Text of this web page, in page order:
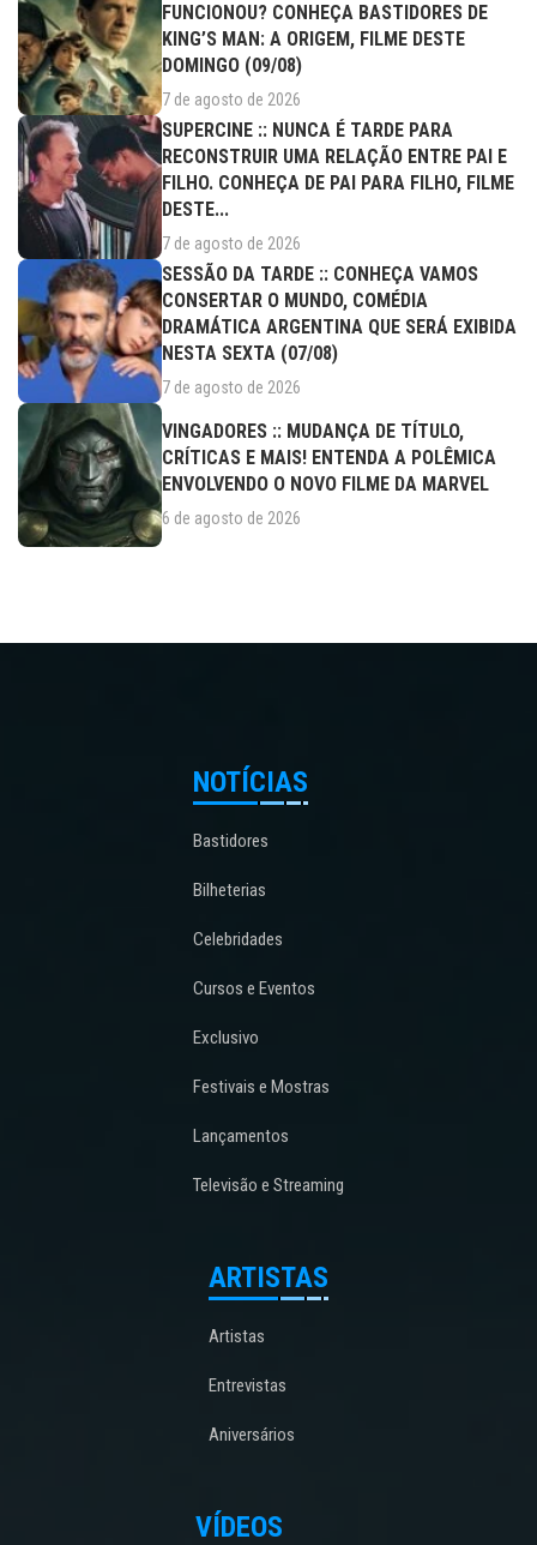
FUNCIONOU? CONHEÇA BASTIDORES DE
KING’S MAN: A ORIGEM, FILME DESTE
DOMINGO (09/08)
7 de agosto de 2026
SUPERCINE :: NUNCA É TARDE PARA
RECONSTRUIR UMA RELAÇÃO ENTRE PAI E
FILHO. CONHEÇA DE PAI PARA FILHO, FILME
DESTE...
7 de agosto de 2026
SESSÃO DA TARDE :: CONHEÇA VAMOS
CONSERTAR O MUNDO, COMÉDIA
DRAMÁTICA ARGENTINA QUE SERÁ EXIBIDA
NESTA SEXTA (07/08)
7 de agosto de 2026
VINGADORES :: MUDANÇA DE TÍTULO,
CRÍTICAS E MAIS! ENTENDA A POLÊMICA
ENVOLVENDO O NOVO FILME DA MARVEL
6 de agosto de 2026
NOTÍCIAS
Bastidores
Bilheterias
Celebridades
Cursos e Eventos
Exclusivo
Festivais e Mostras
Lançamentos
Televisão e Streaming
ARTISTAS
Artistas
Entrevistas
Aniversários
VÍDEOS